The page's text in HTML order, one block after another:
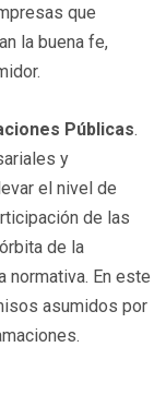
que
la buena fe,
Públicas.
y
el nivel de
de las
de la
normativa. En este
asumidos por